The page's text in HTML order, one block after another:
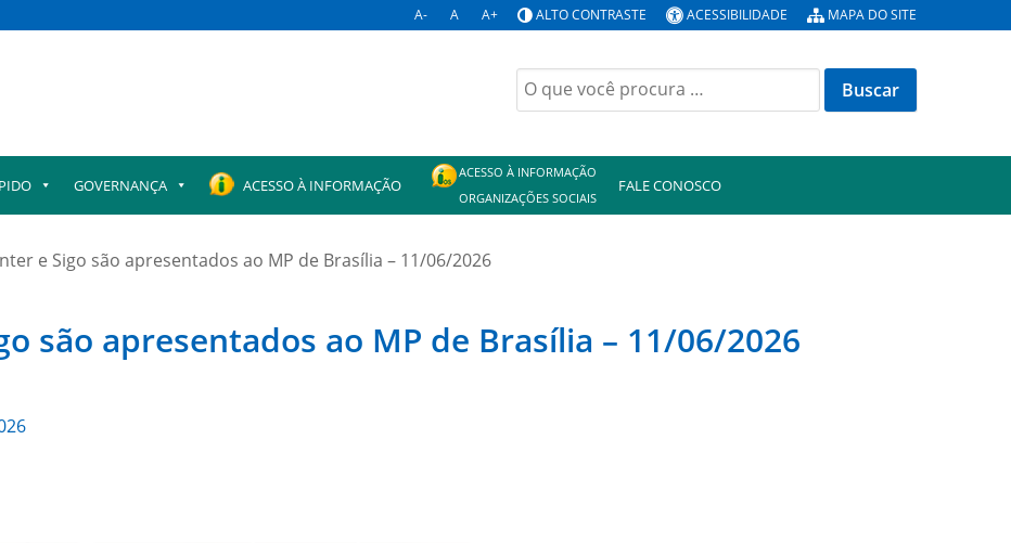
A- A A+ ALTO CONTRASTE ACESSIBILIDADE MAPA DO SITE
Buscar
por:
GOVERNANÇA ACESSO À INFORMAÇÃO
ACESSO À INFORMAÇÃO
ORGANIZAÇÕES SOCIAIS
FALE CONOSCO
e Sigo são apresentados ao MP de Brasília – 11/06/2026
são apresentados ao MP de Brasília – 11/06/2026